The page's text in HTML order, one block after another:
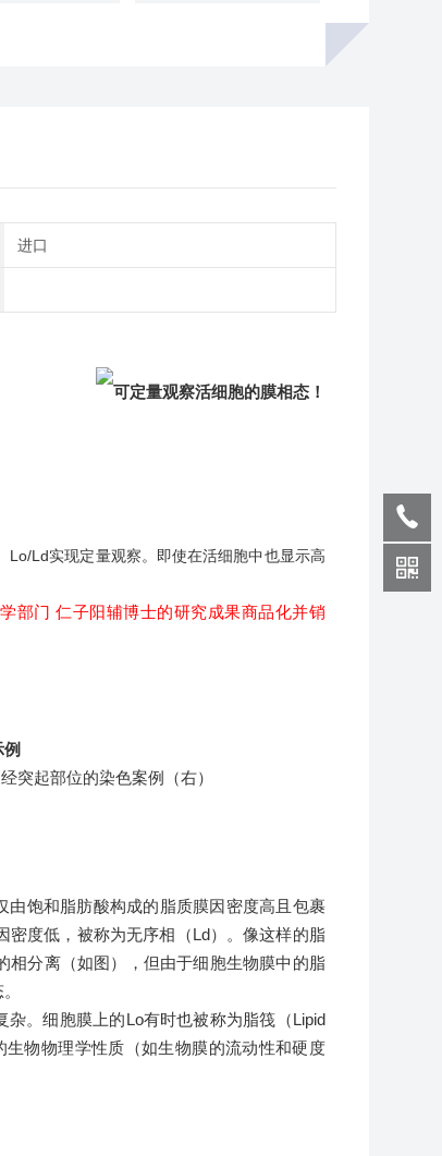
进口
Lo/Ld实现定量观察。即使在活细胞中也显示高
部门 仁子阳辅博士的研究成果商品化并销
突起部位的染色案例（右）
饱和脂肪酸构成的脂质膜因密度高且包裹
密度低，被称为无序相（Ld）。像这样的脂
相分离（如图），但由于细胞生物膜中的脂
。细胞膜上的Lo有时也被称为脂筏（Lipid
物物理学性质（如生物膜的流动性和硬度